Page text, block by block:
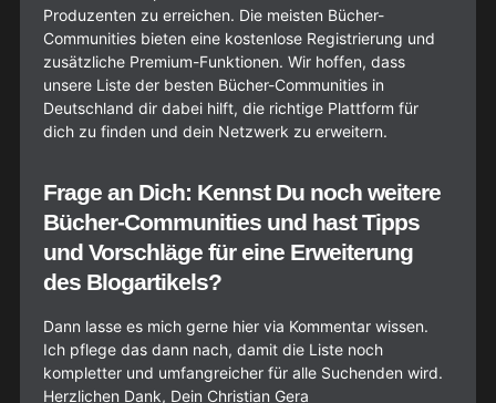
Produzenten zu erreichen. Die meisten Bücher-
Communities bieten eine kostenlose Registrierung und
zusätzliche Premium-Funktionen. Wir hoffen, dass
unsere Liste der besten Bücher-Communities in
Deutschland dir dabei hilft, die richtige Plattform für
dich zu finden und dein Netzwerk zu erweitern.
Frage an Dich: Kennst Du noch weitere
Bücher-Communities und hast Tipps
und Vorschläge für eine Erweiterung
des Blogartikels?
Dann lasse es mich gerne hier via Kommentar wissen.
Ich pflege das dann nach, damit die Liste noch
kompletter und umfangreicher für alle Suchenden wird.
Herzlichen Dank, Dein Christian Gera